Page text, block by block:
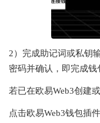
2）完成助记词或私钥
密码并确认，即完成钱
若已在欧易Web3创建
点击欧易Web3钱包插